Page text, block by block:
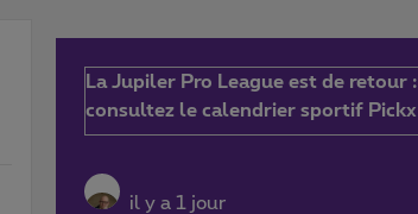
La Jupiler Pro League est de retour :
consultez le calendrier sportif Pickx
il y a 1 jour